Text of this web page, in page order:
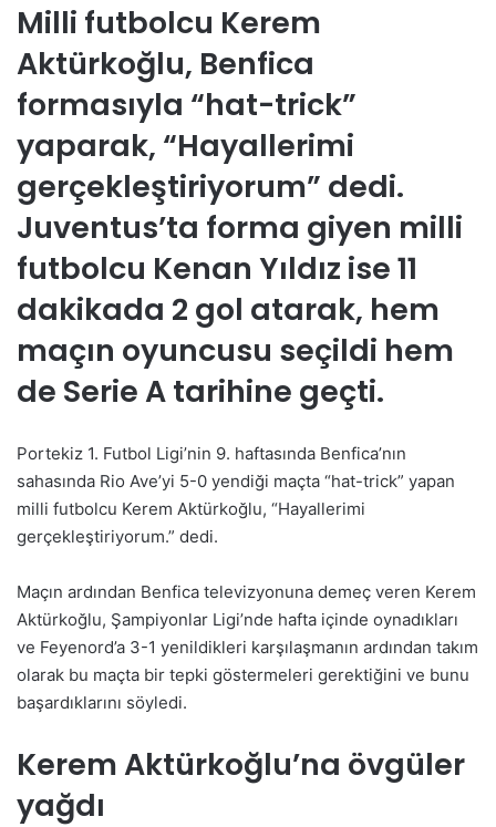
Milli futbolcu Kerem
Aktürkoğlu, Benfica
formasıyla “hat-trick”
yaparak, “Hayallerimi
gerçekleştiriyorum” dedi.
Juventus’ta forma giyen milli
futbolcu Kenan Yıldız ise 11
dakikada 2 gol atarak, hem
maçın oyuncusu seçildi hem
de Serie A tarihine geçti.
Portekiz 1. Futbol Ligi’nin 9. haftasında Benfica’nın
sahasında Rio Ave’yi 5-0 yendiği maçta “hat-trick” yapan
milli futbolcu Kerem Aktürkoğlu, “Hayallerimi
gerçekleştiriyorum.” dedi.
Maçın ardından Benfica televizyonuna demeç veren Kerem
Aktürkoğlu, Şampiyonlar Ligi’nde hafta içinde oynadıkları
ve Feyenord’a 3-1 yenildikleri karşılaşmanın ardından takım
olarak bu maçta bir tepki göstermeleri gerektiğini ve bunu
başardıklarını söyledi.
Kerem Aktürkoğlu’na övgüler
yağdı